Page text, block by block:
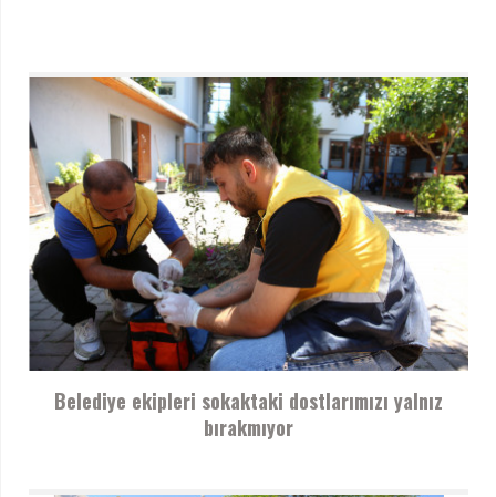
Belediye ekipleri sokaktaki dostlarımızı yalnız
bırakmıyor